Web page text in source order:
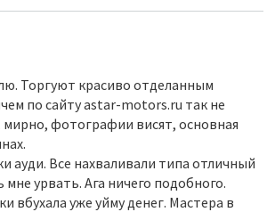
Торгуют красиво отделанным
по сайту astar-motors.ru так не
фотографии висят, основная
ауди. Все нахваливали типа отличный
урвать. Ага ничего подобного.
вбухала уже уйму денег. Мастера в